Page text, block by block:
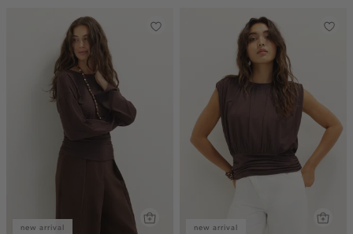
new arrival new arrival